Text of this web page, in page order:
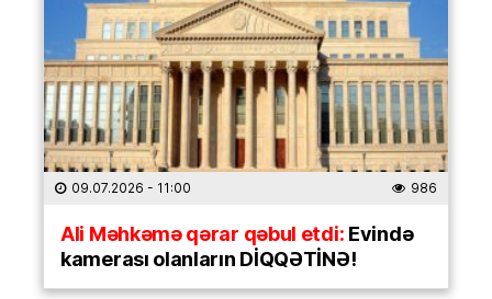
09.07.2026 - 11:00 986
Ali Məhkəmə qərar qəbul etdi:Evində
kamerası olanların DİQQƏTİNƏ!